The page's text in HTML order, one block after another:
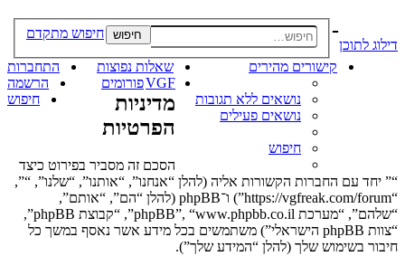
דילוג לתוכן
חיפוש חיפוש מתקדם
קישורים מהירים
נושאים ללא תגובות
נושאים פעילים
חיפוש
שאלות נפוצות
התחברות
הרשמה
VGFפורומים
חיפוש
-
מדיניות
הפרטיות
הסכם זה מסביר בפירוט כיצד
“” יחד עם החברות הקשורות אליה (להלן “אנחנו”, “אותנו”, “שלנו”, “”,
“https://vgfreak.com/forum”) ו־phpBB (להלן “הם”, “אותם”,
“שלהם”, “מערכת phpBB”, “www.phpbb.co.il”, “קבוצת phpBB”,
“צוות phpBB הישראלי”) משתמשים בכל מידע אשר נאסף במשך כל
חיבור בשימוש שלך (להלן “המידע שלך”).